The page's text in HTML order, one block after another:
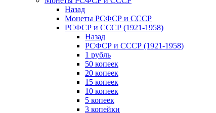
Назад
Монеты РСФСР и СССР
РСФСР и СССР (1921-1958)
Назад
РСФСР и СССР (1921-1958)
1 рубль
50 копеек
20 копеек
15 копеек
10 копеек
5 копеек
3 копейки